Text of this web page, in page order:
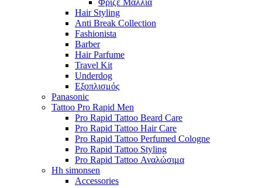
Hair Styling
Anti Break Collection
Fashionista
Barber
Hair Parfume
Travel Kit
Underdog
Εξοπλισμός
Panasonic
Tattoo Pro Rapid Men
Pro Rapid Tattoo Beard Care
Pro Rapid Tattoo Hair Care
Pro Rapid Tattoo Perfumed Cologne
Pro Rapid Tattoo Styling
Pro Rapid Tattoo Αναλώσιμα
Hh simonsen
Accessories